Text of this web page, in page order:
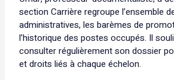
section Carrière regroupe l’ensemble
administratives, les barèmes de
l’historique des postes occupés. Il
consulter régulièrement son dossier
et droits liés à chaque échelon.